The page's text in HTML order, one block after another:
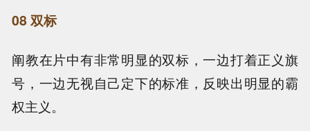
08 双标
阐教在片中有非常明显的双标，一边打着正义旗
号，一边无视自己定下的标准，反映出明显的霸
权主义。